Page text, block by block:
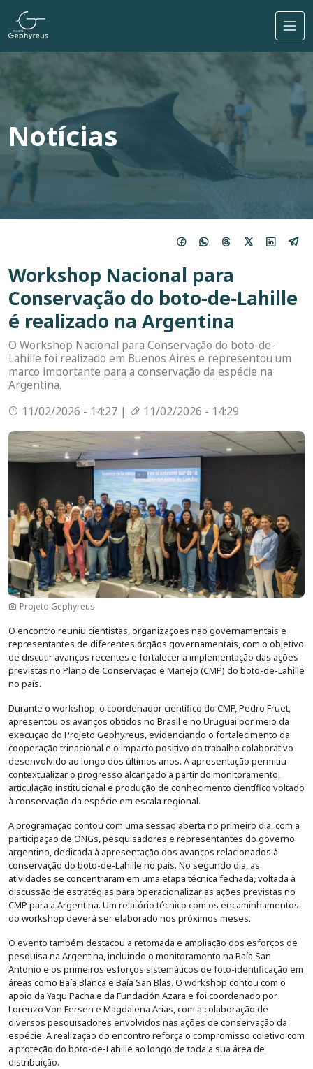
Pular para o conteúdo principal
Notícias
Workshop Nacional para
Conservação do boto-de-Lahille
é realizado na Argentina
O Workshop Nacional para Conservação do boto-de-
Lahille foi realizado em Buenos Aires e representou um
marco importante para a conservação da espécie na
Argentina.
11/02/2026 - 14:27 |
11/02/2026 - 14:29
Imagem
Projeto Gephyreus
O encontro reuniu cientistas, organizações não governamentais e
representantes de diferentes órgãos governamentais, com o objetivo
de discutir avanços recentes e fortalecer a implementação das ações
previstas no Plano de Conservação e Manejo (CMP) do boto-de-Lahille
no país.
Durante o workshop, o coordenador científico do CMP, Pedro Fruet,
apresentou os avanços obtidos no Brasil e no Uruguai por meio da
execução do Projeto Gephyreus, evidenciando o fortalecimento da
cooperação trinacional e o impacto positivo do trabalho colaborativo
desenvolvido ao longo dos últimos anos. A apresentação permitiu
contextualizar o progresso alcançado a partir do monitoramento,
articulação institucional e produção de conhecimento científico voltado
à conservação da espécie em escala regional.
A programação contou com uma sessão aberta no primeiro dia, com a
participação de ONGs, pesquisadores e representantes do governo
argentino, dedicada à apresentação dos avanços relacionados à
conservação do boto-de-Lahille no país. No segundo dia, as
atividades se concentraram em uma etapa técnica fechada, voltada à
discussão de estratégias para operacionalizar as ações previstas no
CMP para a Argentina. Um relatório técnico com os encaminhamentos
do workshop deverá ser elaborado nos próximos meses.
O evento também destacou a retomada e ampliação dos esforços de
pesquisa na Argentina, incluindo o monitoramento na Baía San
Antonio e os primeiros esforços sistemáticos de foto-identificação em
áreas como Baía Blanca e Baía San Blas. O workshop contou com o
apoio da Yaqu Pacha e da Fundación Azara e foi coordenado por
Lorenzo Von Fersen e Magdalena Arias, com a colaboração de
diversos pesquisadores envolvidos nas ações de conservação da
espécie. A realização do encontro reforça o compromisso coletivo com
a proteção do boto-de-Lahille ao longo de toda a sua área de
distribuição.